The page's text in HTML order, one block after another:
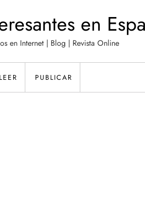
en
en Internet | Blog | Revista Online
LEER PUBLICAR